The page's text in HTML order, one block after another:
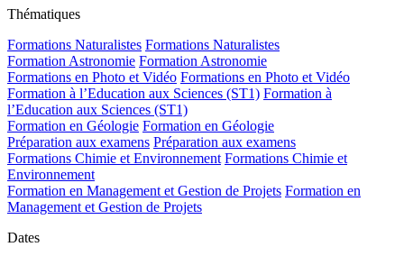
Thématiques
Formations Naturalistes Formations Naturalistes
Formation Astronomie Formation Astronomie
Formations en Photo et Vidéo Formations en Photo et Vidéo
Formation à l’Education aux Sciences (ST1) Formation à
l’Education aux Sciences (ST1)
Formation en Géologie Formation en Géologie
Préparation aux examens Préparation aux examens
Formations Chimie et Environnement Formations Chimie et
Environnement
Formation en Management et Gestion de Projets Formation en
Management et Gestion de Projets
Dates